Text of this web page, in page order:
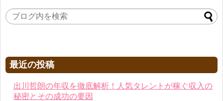
最近の投稿
出川哲朗の年収を徹底解析！人気タレントが稼ぐ収入の
秘密とその成功の要因